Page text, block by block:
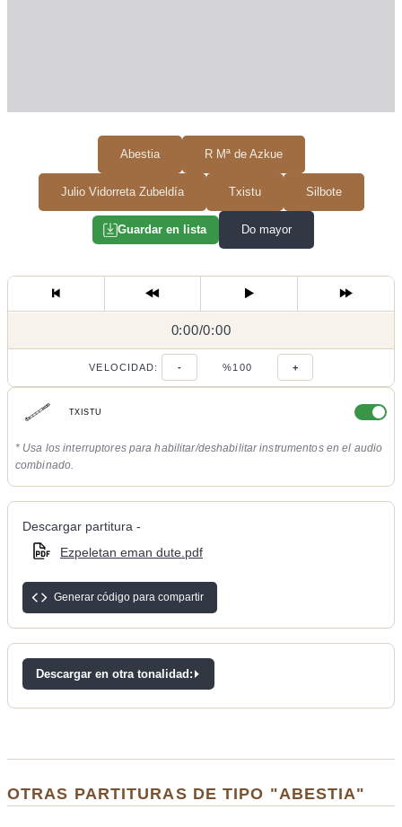
Abestia R Mª de Azkue
Julio Vidorreta Zubeldía Txistu Silbote
Guardar en lista Do mayor
0:00/
0:00/0:00
VELOCIDAD: - %100 +
TXISTU
* Usa los interruptores para habilitar/deshabilitar instrumentos en el audio
combinado.
Descargar partitura -
Ezpeletan eman dute.pdf
Generar código para compartir
Descargar en otra tonalidad:
OTRAS PARTITURAS DE TIPO "ABESTIA"